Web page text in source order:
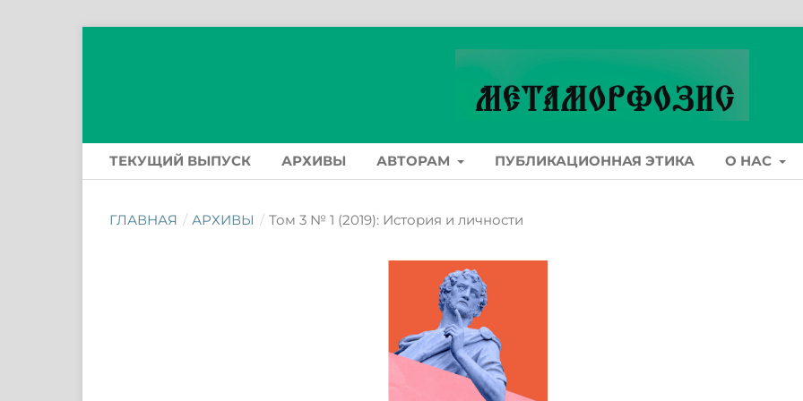
ТЕКУЩИЙ ВЫПУСК АРХИВЫ АВТОРАМ ПУБЛИКАЦИОННАЯ ЭТИКА О НАС
ГЛАВНАЯ / АРХИВЫ / Том 3 № 1 (2019): История и личности